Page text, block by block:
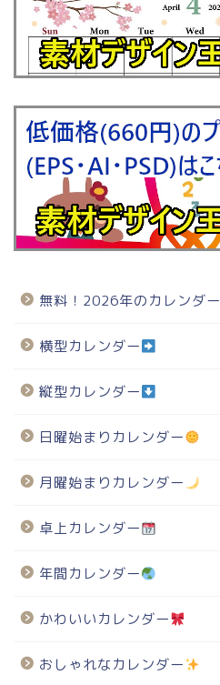
無料！2026年のカレンダー
横型カレンダー
縦型カレンダー
日曜始まりカレンダー
月曜始まりカレンダー
卓上カレンダー
年間カレンダー
かわいいカレンダー
おしゃれなカレンダー